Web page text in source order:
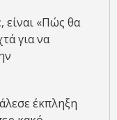
είναι «Πώς θα
για να
έκπληξη